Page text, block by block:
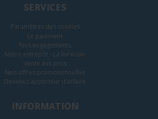
SERVICES
Paramètres des cookies
Le paiement
Nos engagements
Notre entrepôt - La livraison
Vente aux pros
Nos offres promotionnelles
Devenez apporteur d'affaire
INFORMATION